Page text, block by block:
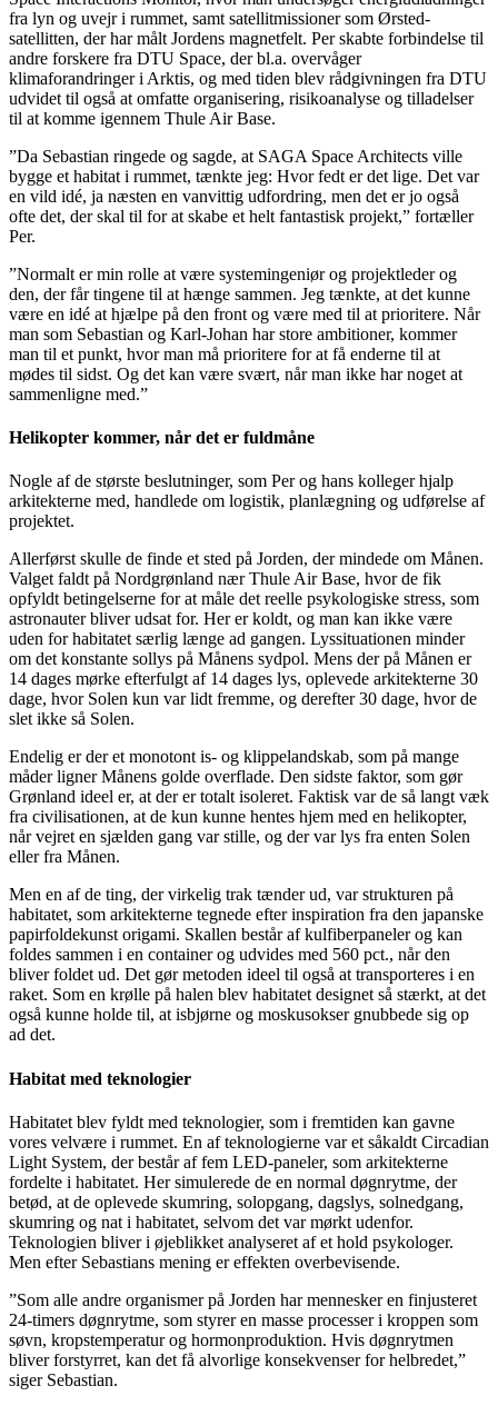
fra lyn og uvejr i rummet, samt satellitmissioner som Ørsted-
satellitten, der har målt Jordens magnetfelt. Per skabte forbindelse til
andre forskere fra DTU Space, der bl.a. overvåger
klimaforandringer i Arktis, og med tiden blev rådgivningen fra DTU
udvidet til også at omfatte organisering, risikoanalyse og tilladelser
til at komme igennem Thule Air Base.
”Da Sebastian ringede og sagde, at SAGA Space Architects ville
bygge et habitat i rummet, tænkte jeg: Hvor fedt er det lige. Det var
en vild idé, ja næsten en vanvittig udfordring, men det er jo også
ofte det, der skal til for at skabe et helt fantastisk projekt,” fortæller
Per.
”Normalt er min rolle at være systemingeniør og projektleder og
den, der får tingene til at hænge sammen. Jeg tænkte, at det kunne
være en idé at hjælpe på den front og være med til at prioritere. Når
man som Sebastian og Karl-Johan har store ambitioner, kommer
man til et punkt, hvor man må prioritere for at få enderne til at
mødes til sidst. Og det kan være svært, når man ikke har noget at
sammenligne med.”
Helikopter kommer, når det er fuldmåne
Nogle af de største beslutninger, som Per og hans kolleger hjalp
arkitekterne med, handlede om logistik, planlægning og udførelse af
projektet.
Allerførst skulle de finde et sted på Jorden, der mindede om Månen.
Valget faldt på Nordgrønland nær Thule Air Base, hvor de fik
opfyldt betingelserne for at måle det reelle psykologiske stress, som
astronauter bliver udsat for. Her er koldt, og man kan ikke være
uden for habitatet særlig længe ad gangen. Lyssituationen minder
om det konstante sollys på Månens sydpol. Mens der på Månen er
14 dages mørke efterfulgt af 14 dages lys, oplevede arkitekterne 30
dage, hvor Solen kun var lidt fremme, og derefter 30 dage, hvor de
slet ikke så Solen.
Endelig er der et monotont is- og klippelandskab, som på mange
måder ligner Månens golde overflade. Den sidste faktor, som gør
Grønland ideel er, at der er totalt isoleret. Faktisk var de så langt væk
fra civilisationen, at de kun kunne hentes hjem med en helikopter,
når vejret en sjælden gang var stille, og der var lys fra enten Solen
eller fra Månen.
Men en af de ting, der virkelig trak tænder ud, var strukturen på
habitatet, som arkitekterne tegnede efter inspiration fra den japanske
papirfoldekunst origami. Skallen består af kulfiberpaneler og kan
foldes sammen i en container og udvides med 560 pct., når den
bliver foldet ud. Det gør metoden ideel til også at transporteres i en
raket. Som en krølle på halen blev habitatet designet så stærkt, at det
også kunne holde til, at isbjørne og moskusokser gnubbede sig op
ad det.
Habitat med teknologier
Habitatet blev fyldt med teknologier, som i fremtiden kan gavne
vores velvære i rummet. En af teknologierne var et såkaldt Circadian
Light System, der består af fem LED-paneler, som arkitekterne
fordelte i habitatet. Her simulerede de en normal døgnrytme, der
betød, at de oplevede skumring, solopgang, dagslys, solnedgang,
skumring og nat i habitatet, selvom det var mørkt udenfor.
Teknologien bliver i øjeblikket analyseret af et hold psykologer.
Men efter Sebastians mening er effekten overbevisende.
”Som alle andre organismer på Jorden har mennesker en finjusteret
24-timers døgnrytme, som styrer en masse processer i kroppen som
søvn, kropstemperatur og hormonproduktion. Hvis døgnrytmen
bliver forstyrret, kan det få alvorlige konsekvenser for helbredet,”
siger Sebastian.